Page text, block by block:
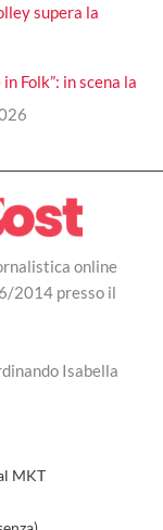
supera la
Folk”: in scena la
online
2014 presso il
Isabella
MKT